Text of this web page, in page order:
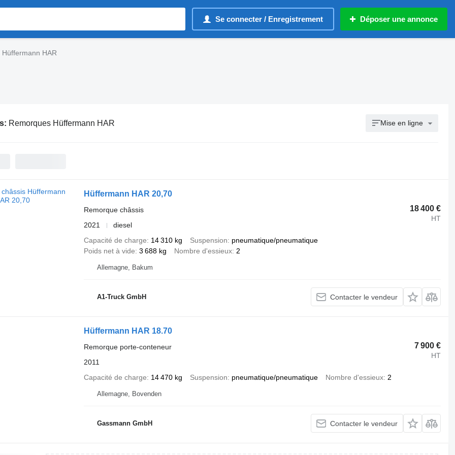
Se connecter / Enregistrement Déposer une annonce
HAR
Remorques Hüffermann HAR Mise en ligne
Hüffermann HAR 20,70
18 400 €
HT
Remorque châssis
2021
diesel
Capacité de charge
14 310 kg Suspension
pneumatique/pneumatique
Poids net à vide 3 688 kg Nombre d'essieux 2
Allemagne, Bakum
A1-Truck GmbH Contacter le vendeur
Hüffermann HAR 18.70
7 900 €
HT
Remorque porte-conteneur
2011
Capacité de charge
14 470 kg Suspension pneumatique/pneumatique Nombre d'essieux 2
Allemagne, Bovenden
Gassmann GmbH Contacter le vendeur